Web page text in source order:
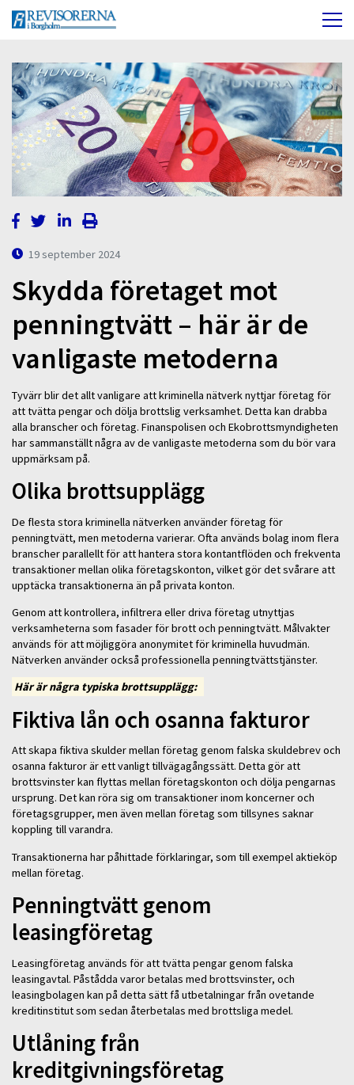
19 september 2024
Skydda företaget mot
penningtvätt – här är de
vanligaste metoderna
Tyvärr blir det allt vanligare att kriminella nätverk nyttjar företag för
att tvätta pengar och dölja brottslig verksamhet. Detta kan drabba
alla branscher och företag. Finanspolisen och Ekobrottsmyndigheten
har sammanställt några av de vanligaste metoderna som du bör vara
uppmärksam på.
Olika brottsupplägg
De flesta stora kriminella nätverken använder företag för
penningtvätt, men metoderna varierar. Ofta används bolag inom flera
branscher parallellt för att hantera stora kontantflöden och frekventa
transaktioner mellan olika företagskonton, vilket gör det svårare att
upptäcka transaktionerna än på privata konton.
Genom att kontrollera, infiltrera eller driva företag utnyttjas
verksamheterna som fasader för brott och penningtvätt. Målvakter
används för att möjliggöra anonymitet för kriminella huvudmän.
Nätverken använder också professionella penningtvättstjänster.
Här är några typiska brottsupplägg:
Fiktiva lån och osanna fakturor
Att skapa fiktiva skulder mellan företag genom falska skuldebrev och
osanna fakturor är ett vanligt tillvägagångssätt. Detta gör att
brottsvinster kan flyttas mellan företagskonton och dölja pengarnas
ursprung. Det kan röra sig om transaktioner inom koncerner och
företagsgrupper, men även mellan företag som tillsynes saknar
koppling till varandra.
Transaktionerna har påhittade förklaringar, som till exempel aktieköp
mellan företag.
Penningtvätt genom
leasingföretag
Leasingföretag används för att tvätta pengar genom falska
leasingavtal. Påstådda varor betalas med brottsvinster, och
leasingbolagen kan på detta sätt få utbetalningar från ovetande
kreditinstitut som sedan återbetalas med brottsliga medel.
Utlåning från
kreditgivningsföretag